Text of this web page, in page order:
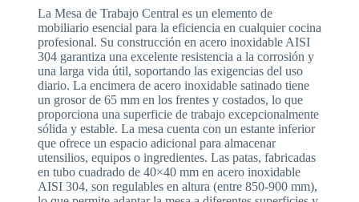
La Mesa de Trabajo Central es un elemento de
mobiliario esencial para la eficiencia en cualquier cocina
profesional. Su construcción en acero inoxidable AISI
304 garantiza una excelente resistencia a la corrosión y
una larga vida útil, soportando las exigencias del uso
diario. La encimera de acero inoxidable satinado tiene
un grosor de 65 mm en los frentes y costados, lo que
proporciona una superficie de trabajo excepcionalmente
sólida y estable. La mesa cuenta con un estante inferior
que ofrece un espacio adicional para almacenar
utensilios, equipos o ingredientes. Las patas, fabricadas
en tubo cuadrado de 40×40 mm en acero inoxidable
AISI 304, son regulables en altura (entre 850-900 mm),